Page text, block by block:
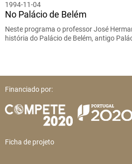
1994-11-04
No Palácio de Belém
Neste programa o professor José
história do Palácio de Belém, antigo
Financiado por:
Ficha de projeto